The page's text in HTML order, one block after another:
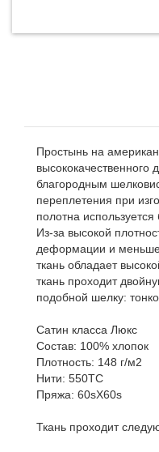
Простынь на
благородным
переплетения при
полотна
Из-за высокой
деформации и меньше
ткань обладает
ткань проходит
подобной шелку:
Сатин класса Люкс
Состав: 100% хлопок
Плотность: 148 г/м2
Нити: 550ТС
Пряжа: 60sX60s
Ткань проходит